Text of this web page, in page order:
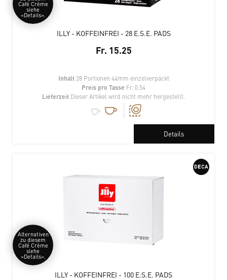
Café Crème
siehe
«Details».
ILLY - KOFFEINFREI - 28 E.S.E. PADS
Fr. 15.25
Inhalt 28 Portionen 44mm einzelverpackt
Preis pro Tasse Fr. 0.54
Lieferzeit Dieser Artikel wird nicht mehr hergestellt.
Details
Alternativen
zu diesem
Café Crème
siehe
«Details».
ILLY - KOFFEINFREI - 100 E.S.E. PADS